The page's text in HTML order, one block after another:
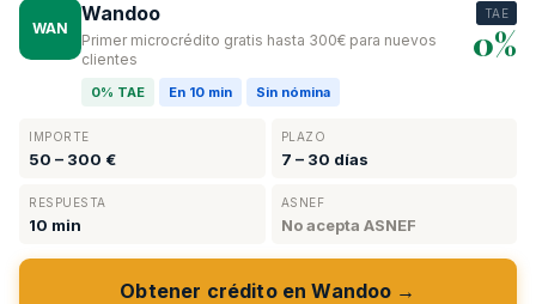
WAN
Wandoo
Primer microcrédito gratis hasta 300€ para nuevos
clientes
0% TAE En 10 min Sin nómina
TAE
0%
IMPORTE
50 – 300 €
PLAZO
7 – 30 días
RESPUESTA
10 min
ASNEF
No acepta ASNEF
Obtener crédito en Wandoo →